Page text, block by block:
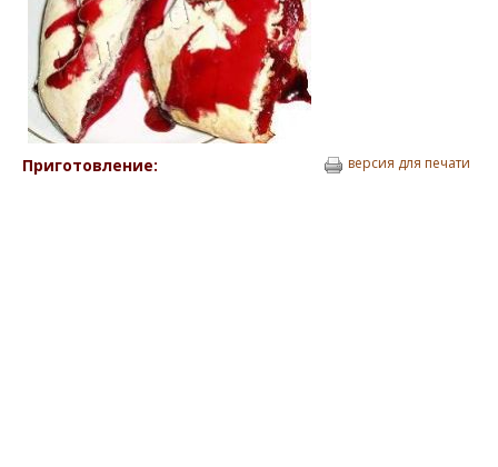
Приготовление: версия для печати